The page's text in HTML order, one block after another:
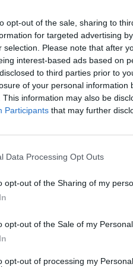
opt-out of the sale, sharing to
for targeted advertising
selection. Please note that after
interest-based ads based on
to third parties prior to
of your personal information
This information may also be
Participants that may further
Data Processing Opt Outs
opt-out of the Sharing of my
opt-out of the Sale of my Personal
opt-out of processing my
ύπαρξης.
θα σταθώ στο
Stronger. Μια
αλλά που
το κάνει ο Jake
βγαίνουν οι
5 για κωμωδία και
στην πρώτη. Αλλά για
Ε, αφού δεν
ευφάνταστη σκέψη ή